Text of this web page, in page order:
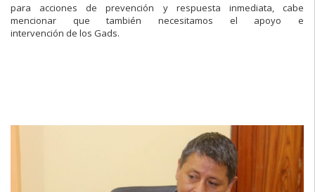
para acciones de prevención y respuesta inmediata, cabe
mencionar que también necesitamos el apoyo e
intervención de los Gads.